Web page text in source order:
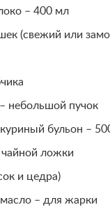
– 400 мл
(свежий или
небольшой пучок
бульон –
ложки
и цедра)
масло – для жарки